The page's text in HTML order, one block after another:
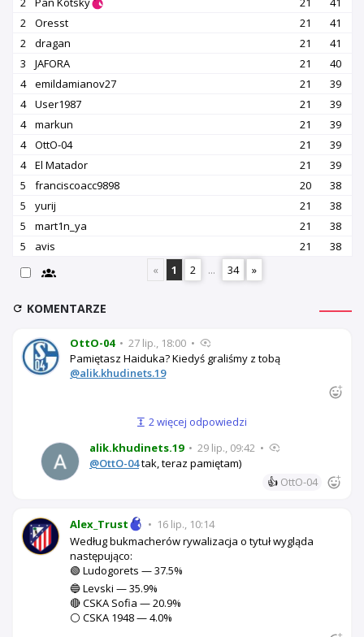
2
Oresst 21
41
2
dragan 21
41
3
JAFORA 21
40
4
emildamianov27 21
39
4
User1987 21
39
4
markun 21
39
4
OttO-04 21
39
4
El Matador 21
39
5
franciscoacc9898 20
38
5
yurij 21
38
5
mart1n_ya 21
38
5
avis 21
38
«
1 2 ... 34 »
KOMENTARZE
OttO-04 • 27 lip., 18:00 •
Pamiętasz Haiduka? Kiedyś graliśmy z tobą
@alik.khudinets.19
2 więcej odpowiedzi
alik.khudinets.19 • 29 lip., 09:42 •
@OttO-04tak, teraz pamiętam)
👍 OttO-04
Alex_Trust • 16 lip., 10:14
Według bukmacherów rywalizacja o tytuł wygląda
następująco:
🟢 Ludogorets — 37.5%
🔵 Levski — 35.9%
🔴 CSKA Sofia — 20.9%
⚪ CSKA 1948 — 4.0%